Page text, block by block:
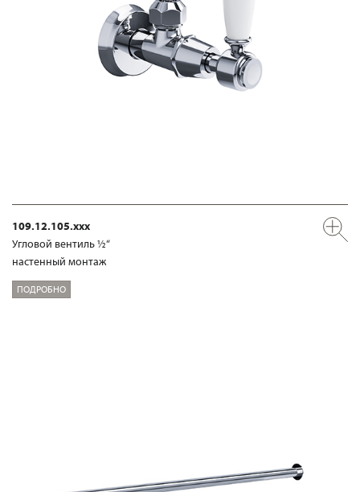
109.12.105.xxx
Угловой вентиль ½“
настенный монтаж
ПОДРОБНО